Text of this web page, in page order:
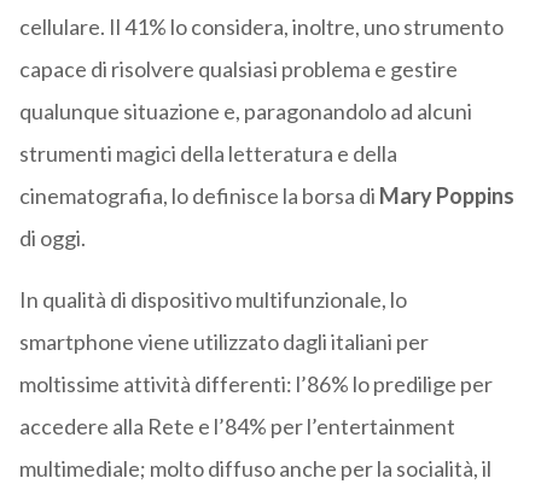
cellulare. Il 41% lo considera, inoltre, uno strumento
capace di risolvere qualsiasi problema e gestire
qualunque situazione e, paragonandolo ad alcuni
strumenti magici della letteratura e della
cinematografia, lo definisce la borsa di Mary Poppins
di oggi.
In qualità di dispositivo multifunzionale, lo
smartphone viene utilizzato dagli italiani per
moltissime attività differenti: l’86% lo predilige per
accedere alla Rete e l’84% per l’entertainment
multimediale; molto diffuso anche per la socialità, il